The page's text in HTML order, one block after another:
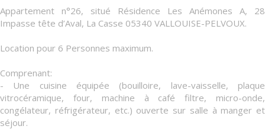
Appartement n°26, situé Résidence Les Anémones A, 28
Impasse tête d’Aval, La Casse 05340 VALLOUISE-PELVOUX.
Location pour 6 Personnes maximum.
Comprenant:
- Une cuisine équipée (bouilloire, lave-vaisselle, plaque
vitrocéramique, four, machine à café filtre, micro-onde,
congélateur, réfrigérateur, etc.) ouverte sur salle à manger et
séjour.